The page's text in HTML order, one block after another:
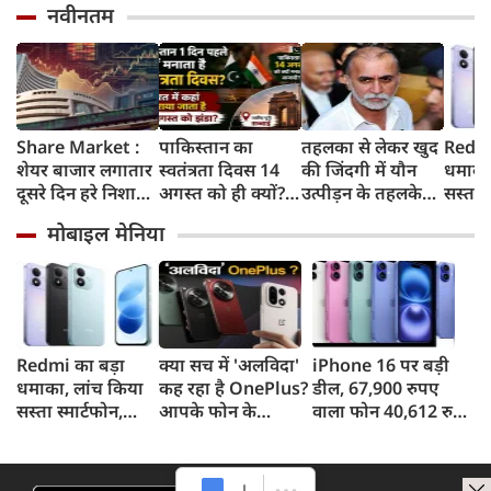
नवीनतम
Share Market :
शेयर बाजार लगातार
दूसरे दिन हरे निशान
अंक चढ़ा, निफ्टी
24,600 के पार
पाकिस्तान का
स्वतंत्रता दिवस 14
अगस्त को ही क्यों?
दिन कहां मनाया
जाता है खास समारोह
तहलका से लेकर खुद
की जिंदगी में यौन
उत्पीड़न के तहलके
तरुण तेजपाल?
सस्ता
और
मोबाइल मेनिया
Redmi का बड़ा
धमाका, लांच किया
सस्ता स्मार्टफोन,
क्या सच में 'अलविदा'
कह रहा है OnePlus?
आपके फोन के
iPhone 16 पर बड़ी
डील, 67,900 रुपए
वाला फोन 40,612 रुपए